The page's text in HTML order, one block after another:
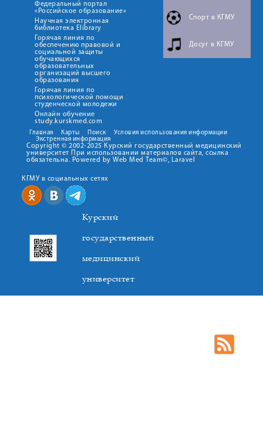
Федеральный портал
«Российское образование»
Научная электронная
библиотека Elibrary
Горячая линия по
обеспечению правовой и
социальной защиты
обучающихся
образовательных
организаций высшего
образования
Горячая линия по
психологической помощи
студенческой молодежи
Онлайн обучение
study.kurskmed.com
Спорт в КГМУ
Досуг в КГМУ
Главная Карты Поиск
Условия использования информации
Экстренная информация
Copyright © 2002-2025 Курский государственный медицинский
университет При использовании материалов сайта, ссылка
обязательна. Powered by Web Med Team©, Laravel
КГМУ в социальных сетях
Курский
государственный
медицинский
университет